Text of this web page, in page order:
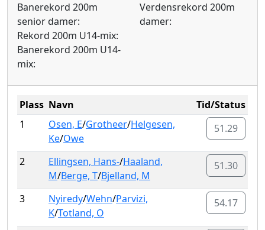
Banerekord 200m
senior damer:
Rekord 200m U14-mix:
Banerekord 200m U14-
mix:
Verdensrekord 200m
damer:
Plass Navn
Tid/Status
1
Osen, E/Grotheer/Helgesen,
Ke/Owe
51.29
2 Ellingsen, Hans-/Haaland,
M/Berge, T/Bjelland, M
51.30
3 Nyiredy/Wehn/Parvizi,
K/Totland, O
54.17